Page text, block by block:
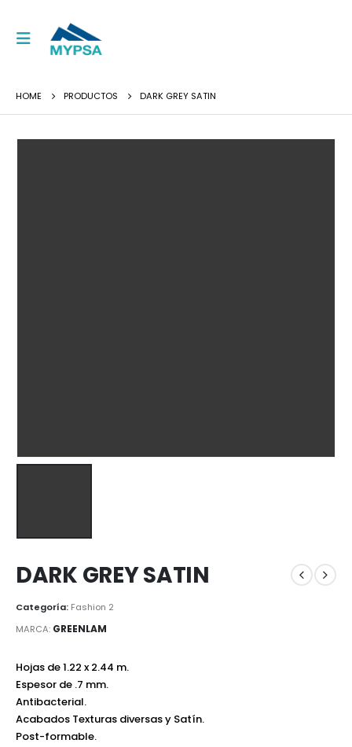
HOME PRODUCTOS DARK GREY SATIN
DARK GREY SATIN
Categoría: Fashion 2
MARCA: GREENLAM
Hojas de 1.22 x 2.44 m.
Espesor de .7 mm.
Antibacterial.
Acabados Texturas diversas y Satín.
Post-formable.